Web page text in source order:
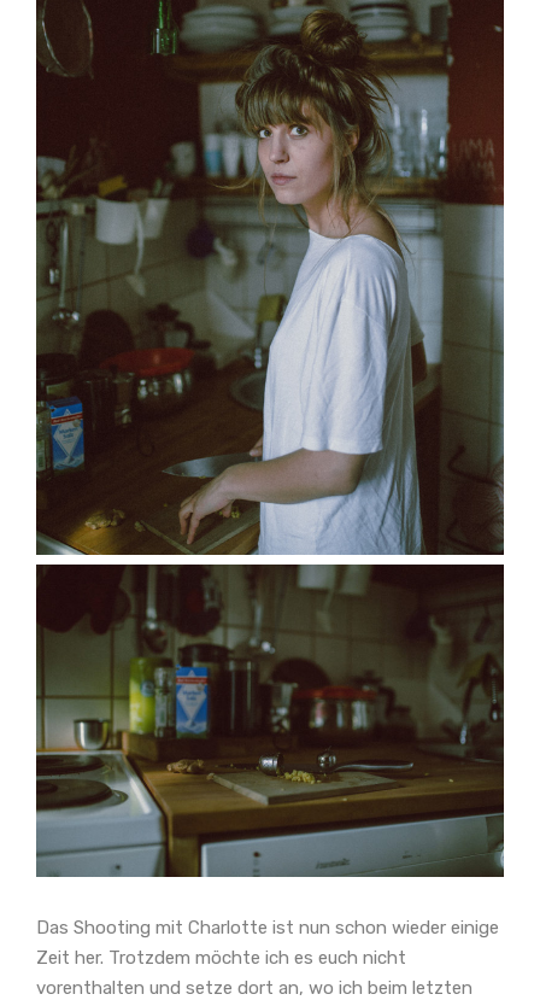
Das Shooting mit Charlotte ist nun schon wieder einige
Zeit her. Trotzdem möchte ich es euch nicht
vorenthalten und setze dort an, wo ich beim letzten